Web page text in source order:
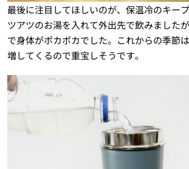
最後に注目してほしいのが、保温冷のキー
ツアツのお湯を入れて外出先で飲みました
で身体がポカポカでした。これからの季節
増してくるので重宝しそうです。